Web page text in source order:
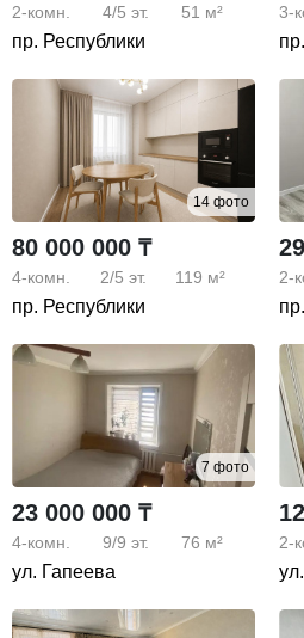
2-комн. 4/5 эт. 51 м²
пр. Республики
3-
14 фото
80 000 000 ₸
4-комн. 2/5 эт. 119 м²
пр. Республики
2-
7 фото
23 000 000 ₸
4-комн. 9/9 эт. 76 м²
ул. Гапеева
2-